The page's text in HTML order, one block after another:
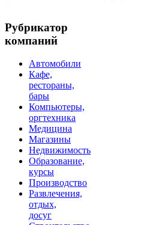
Рубрикатор
компаний
Автомобили
Кафе,
рестораны,
бары
Компьютеры,
оргтехника
Медицина
Магазины
Недвижимость
Образование,
курсы
Производство
Развлечения,
отдых,
досуг